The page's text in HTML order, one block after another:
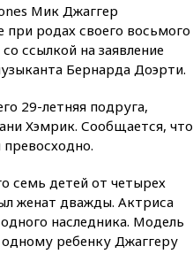
Мик Джаггер
родах своего восьмого
со ссылкой на заявление
Бернарда Доэрти.
29-летняя подруга,
Хэмрик. Сообщается, что
семь детей от четырех
женат дважды. Актриса
наследника. Модель
ребенку Джаггеру